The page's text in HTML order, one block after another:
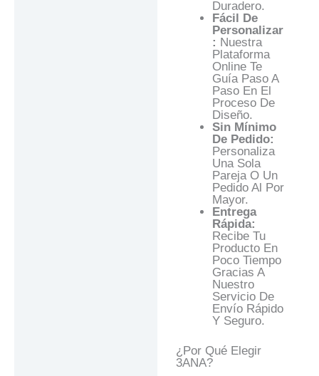
Duradero.
Fácil De
Personalizar
: Nuestra
Plataforma
Online Te
Guía Paso A
Paso En El
Proceso De
Diseño.
Sin Mínimo
De Pedido:
Personaliza
Una Sola
Pareja O Un
Pedido Al Por
Mayor.
Entrega
Rápida:
Recibe Tu
Producto En
Poco Tiempo
Gracias A
Nuestro
Servicio De
Envío Rápido
Y Seguro.
¿Por Qué Elegir
3ANA?